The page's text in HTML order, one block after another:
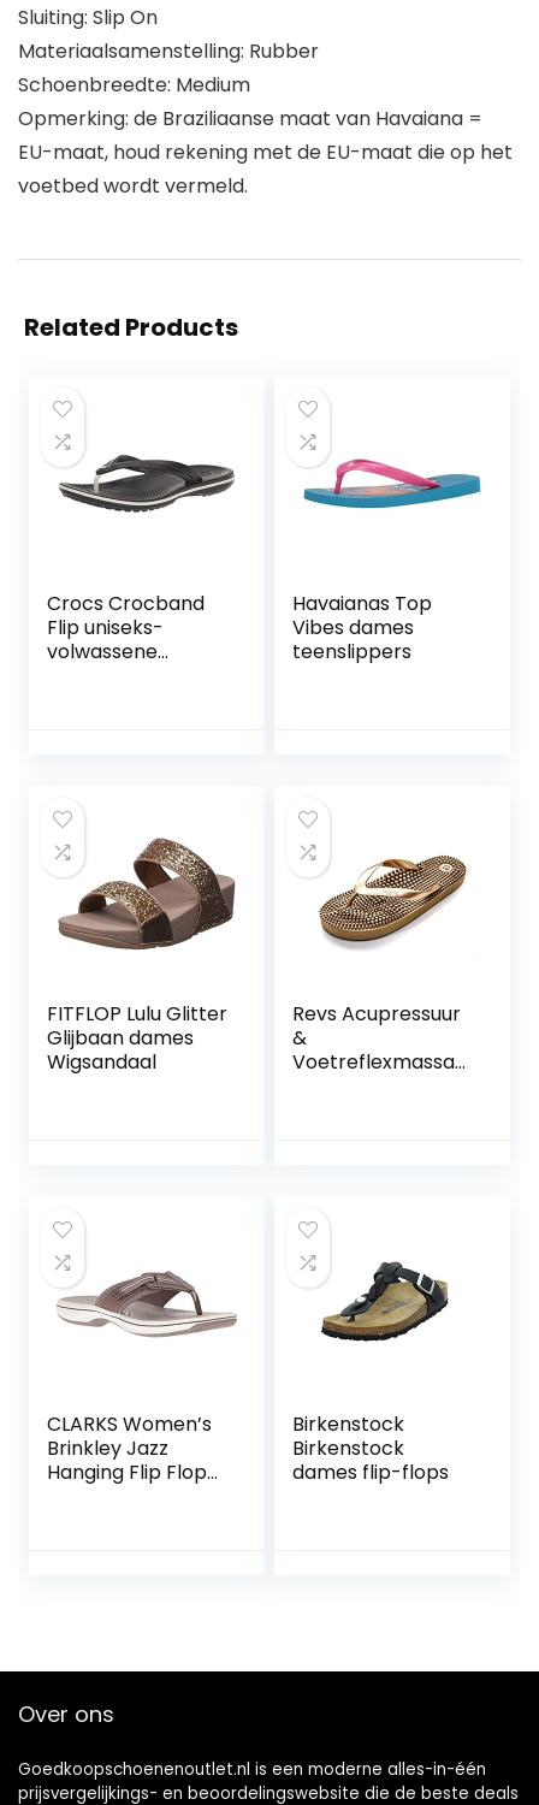
Sluiting: Slip On
Materiaalsamenstelling: Rubber
Schoenbreedte: Medium
Opmerking: de Braziliaanse maat van Havaiana =
EU-maat, houd rekening met de EU-maat die op het
voetbed wordt vermeld.
Related Products
Crocs Crocband
Flip uniseks-
volwassene
Havaianas Top
Vibes dames
teenslippers
FITFLOP Lulu Glitter
Glijbaan dames
Wigsandaal
Revs Acupressuur
&
Voetreflexmassag
Draag voor het
comfort en
natuurlijke
gezondheid.
CLARKS Women’s
Brinkley Jazz
Hanging Flip Flop
Birkenstock
Birkenstock
dames flip-flops
Over ons
Goedkoopschoenenoutlet.nl is een moderne alles-in-één
prijsvergelijkings- en beoordelingswebsite die de beste deals